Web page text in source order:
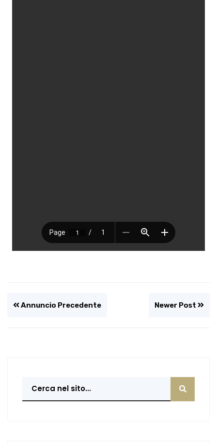
Annuncio Precedente Newer Post